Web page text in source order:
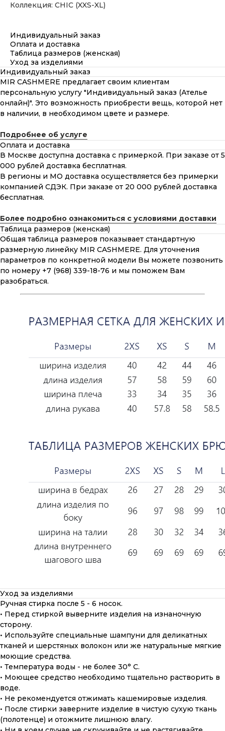
Коллекция: CHIC (XXS-XL)
Индивидуальный заказ
Оплата и доставка
Таблица размеров (женская)
Уход за изделиями
Индивидуальный заказ
MIR CASHMERE предлагает своим клиентам
персональную услугу "Индивидуальный заказ (Ателье
онлайн)". Это возможность приобрести вещь, которой нет
в наличии, в необходимом цвете и размере.
Подробнее об услуге
Оплата и доставка
В Москве доступна доставка с примеркой. При заказе от 5
000 рублей доставка бесплатная.
В регионы и МО доставка осуществляется без примерки
компанией СДЭК. При заказе от 20 000 рублей доставка
бесплатная.
Более подробно ознакомиться с условиями доставки
Таблица размеров (женская)
Общая таблица размеров показывает стандартную
размерную линейку MIR CASHMERE. Для уточнения
параметров по конкретной модели Вы можете позвонить
по номеру +7 (968) 339-18-76 и мы поможем Вам
разобраться.
Уход за изделиями
Ручная стирка после 5 - 6 носок.
• Перед стиркой выверните изделия на изнаночную
сторону.
• Используйте специальные шампуни для деликатных
тканей и шерстяных волокон или же натуральные мягкие
моющие средства.
• Температура воды - не более 30° С.
• Моющее средство необходимо тщательно растворить в
воде.
• Не рекомендуется отжимать кашемировые изделия.
• После стирки заверните изделие в чистую сухую ткань
(полотенце) и отожмите лишнюю влагу.